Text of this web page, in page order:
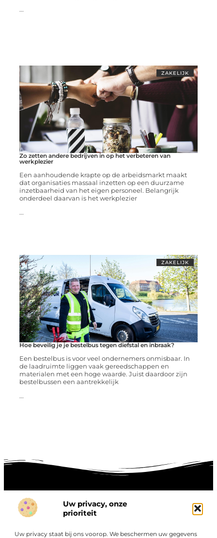
Uw privacy, onze
prioriteit
Uw privacy staat bij ons voorop. We beschermen uw gegevens
...
ZAKELIJK
Zo zetten andere bedrijven in op het verbeteren van
werkplezier
Een aanhoudende krapte op de arbeidsmarkt maakt
dat organisaties massaal inzetten op een duurzame
inzetbaarheid van het eigen personeel. Belangrijk
onderdeel daarvan is het werkplezier
...
ZAKELIJK
Hoe beveilig je je bestelbus tegen diefstal en inbraak?
Een bestelbus is voor veel ondernemers onmisbaar. In
de laadruimte liggen vaak gereedschappen en
materialen met een hoge waarde. Juist daardoor zijn
bestelbussen een aantrekkelijk
...
Onze informatie